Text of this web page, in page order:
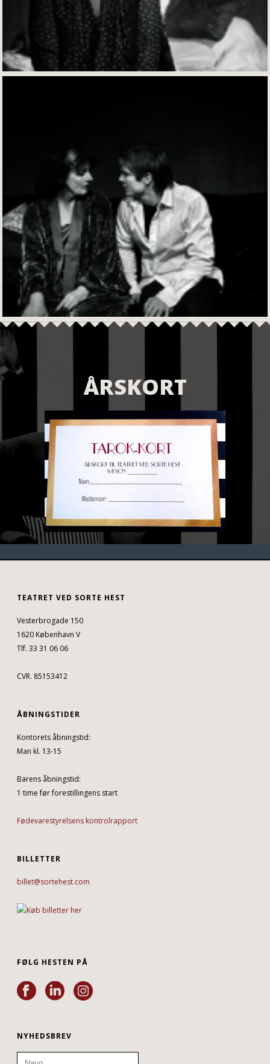
ÅRSKORT
TEATRET VED SORTE HEST
Vesterbrogade 150
1620 København V
Tlf. 33 31 06 06
CVR. 85153412
ÅBNINGSTIDER
Kontorets åbningstid:
Man kl. 13-15
Barens åbningstid:
1 time før forestillingens start
Fødevarestyrelsens kontrolrapport
BILLETTER
billet@sortehest.com
FØLG HESTEN PÅ
NYHEDSBREV